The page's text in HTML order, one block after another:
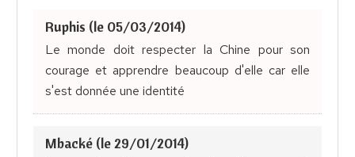
Ruphis (le 05/03/2014)
Le monde doit respecter la Chine pour son
courage et apprendre beaucoup d'elle car elle
s'est donnée une identité
Mbacké (le 29/01/2014)